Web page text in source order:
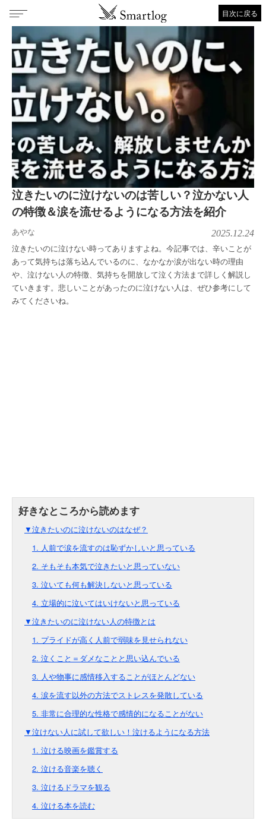
目次に戻る
泣きたいのに泣けないのは苦しい？泣かない人
の特徴＆涙を流せるようになる方法を紹介
あやな 2025.12.24
泣きたいのに泣けない時ってありますよね。今記事では、辛いことが
あって気持ちは落ち込んでいるのに、なかなか涙が出ない時の理由
や、泣けない人の特徴、気持ちを開放して泣く方法まで詳しく解説し
ていきます。悲しいことがあったのに泣けない人は、ぜひ参考にして
みてくださいね。
▼泣きたいのに泣けないのはなぜ？
1. 人前で涙を流すのは恥ずかしいと思っている
2. そもそも本気で泣きたいと思っていない
3. 泣いても何も解決しないと思っている
4. 立場的に泣いてはいけないと思っている
▼泣きたいのに泣けない人の特徴とは
1. プライドが高く人前で弱味を見せられない
2. 泣くこと＝ダメなことと思い込んでいる
3. 人や物事に感情移入することがほとんどない
4. 涙を流す以外の方法でストレスを発散している
5. 非常に合理的な性格で感情的になることがない
▼泣けない人に試して欲しい！泣けるようになる方法
1. 泣ける映画を鑑賞する
2. 泣ける音楽を聴く
3. 泣けるドラマを観る
4. 泣ける本を読む